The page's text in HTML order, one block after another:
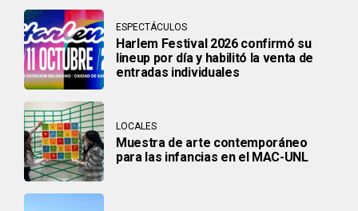
ESPECTÁCULOS
Harlem Festival 2026 confirmó su
lineup por día y habilitó la venta de
entradas individuales
LOCALES
Muestra de arte contemporáneo
para las infancias en el MAC-UNL